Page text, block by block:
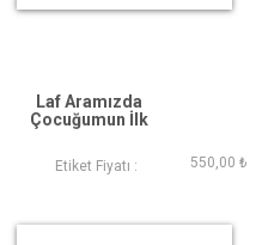
Laf Aramızda
Çocuğumun İlk
Parça Puzzle
Konuşma Kartı ve
Etiket Fiyatı : 550,00 ₺